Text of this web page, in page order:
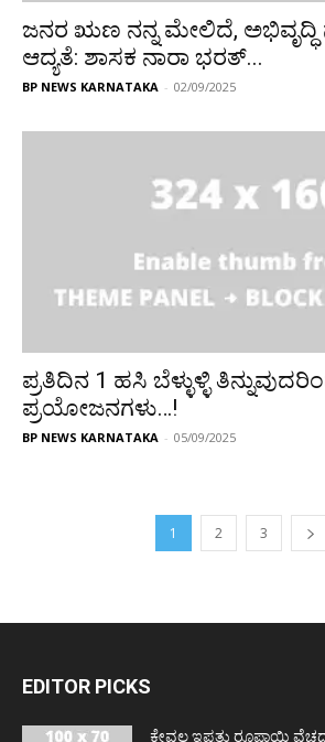
ಜನರ ಋಣ ನನ್ನ ಮೇಲಿದೆ, ಅಭಿವೃದ್ಧಿ
ಆದ್ಯತೆ: ಶಾಸಕ ನಾರಾ ಭರತ್...
BP NEWS KARNATAKA - 02/09/2025
ಪ್ರತಿದಿನ 1 ಹಸಿ ಬೆಳ್ಳುಳ್ಳಿ
ಪ್ರಯೋಜನಗಳು…!
BP NEWS KARNATAKA - 05/09/2025
1 2 3
EDITOR PICKS
ಕೇವಲ ಇಪ್ಪತ್ತು ರೂಪಾಯಿ